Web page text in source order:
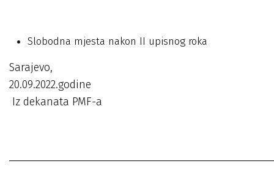
Slobodna mjesta nakon II upisnog roka
Sarajevo,
Iz dekanata PMF-a